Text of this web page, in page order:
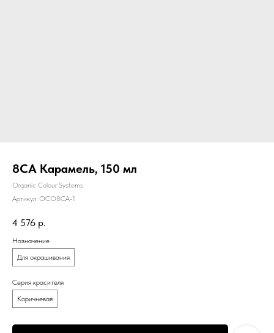
8СА Карамель, 150 мл
Organic Colour Systems
Артикул: OCO8CA-1
4 576 р.
Назначение
Для окрашивания
Серия красителя
Коричневая